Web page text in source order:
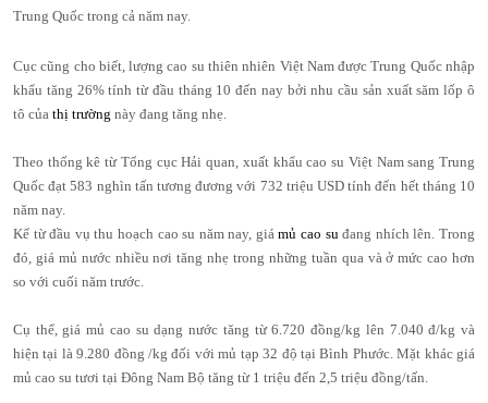
Trung Quốc trong cả năm nay.
Cục cũng cho biết, lượng cao su thiên nhiên Việt Nam được Trung Quốc nhập
khẩu tăng 26% tính từ đầu tháng 10 đến nay bởi nhu cầu sản xuất săm lốp ô
tô của thị trường này đang tăng nhẹ.
Theo thống kê từ Tổng cục Hải quan, xuất khẩu cao su Việt Nam sang Trung
Quốc đạt 583 nghìn tấn tương đương với 732 triệu USD tính đến hết tháng 10
năm nay.
Kể từ đầu vụ thu hoạch cao su năm nay, giámủ cao suđang nhích lên. Trong
đó, giá mủ nước nhiều nơi tăng nhẹ trong những tuần qua và ở mức cao hơn
so với cuối năm trước.
Cụ thể, giá mủ cao su dạng nước tăng từ 6.720 đồng/kg lên 7.040 đ/kg và
hiện tại là 9.280 đồng /kg đối với mủ tạp 32 độ tại Bình Phước. Mặt khác giá
mủ cao su tươi tại Đông Nam Bộ tăng từ 1 triệu đến 2,5 triệu đồng/tấn.